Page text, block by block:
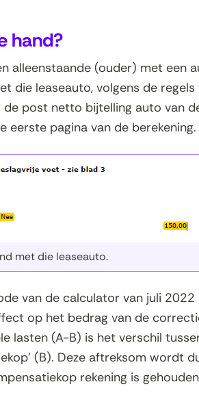
hand?
alleenstaande (ouder) met een
die leaseauto, volgens de
post netto bijtelling auto van
eerste pagina van de berekening.
met die leaseauto.
van de calculator van juli
op het bedrag van de
lasten (A-B) is het verschil
(B). Deze aftreksom wordt
rekening is